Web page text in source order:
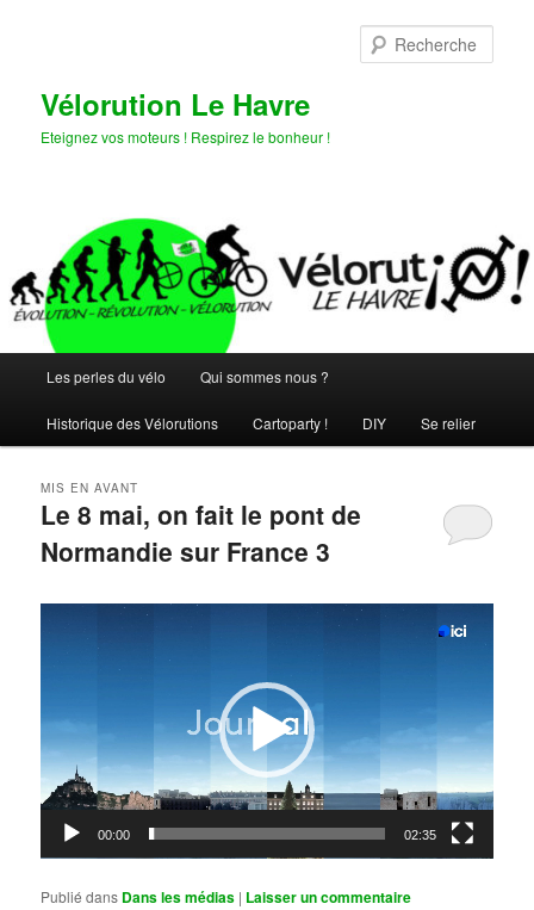
Vélorution Le Havre
Eteignez vos moteurs ! Respirez le bonheur !
principal
Les perles du vélo Qui sommes nous ?
Historique des Vélorutions Cartoparty ! DIY Se relier
Le 8 mai, on fait le pont de
Normandie sur France 3
MIS EN AVANT
00:00 02:35
Publié dans Dans les médias | Laisser un commentaire